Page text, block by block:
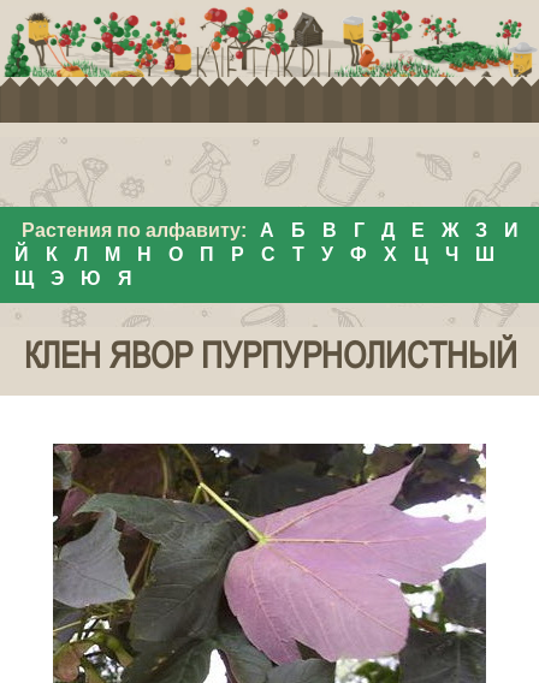
Растения по алфавиту: А Б В Г Д Е Ж З
И
Й
К Л М Н О П Р С Т У Ф Х Ц Ч
Ш
Щ
Э Ю Я
КЛЕН ЯВОР ПУРПУРНОЛИСТНЫЙ